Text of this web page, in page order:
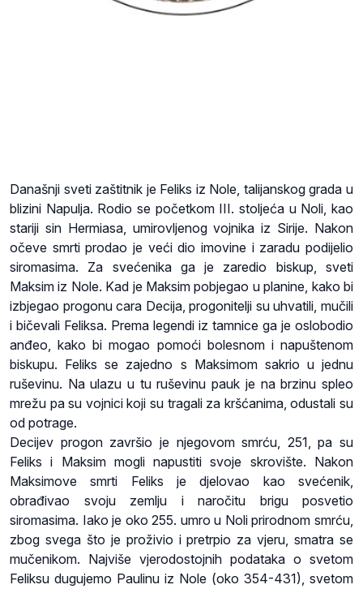
Današnji sveti zaštitnik je Feliks iz Nole, talijanskog grada u
blizini Napulja. Rodio se početkom III. stoljeća u Noli, kao
stariji sin Hermiasa, umirovljenog vojnika iz Sirije. Nakon
očeve smrti prodao je veći dio imovine i zaradu podijelio
siromasima. Za svećenika ga je zaredio biskup, sveti
Maksim iz Nole. Kad je Maksim pobjegao u planine, kako bi
izbjegao progonu cara Decija, progonitelji su uhvatili, mučili
i bičevali Feliksa. Prema legendi iz tamnice ga je oslobodio
anđeo, kako bi mogao pomoći bolesnom i napuštenom
biskupu. Feliks se zajedno s Maksimom sakrio u jednu
ruševinu. Na ulazu u tu ruševinu pauk je na brzinu spleo
mrežu pa su vojnici koji su tragali za kršćanima, odustali su
od potrage.
Decijev progon završio je njegovom smrću, 251, pa su
Feliks i Maksim mogli napustiti svoje skrovište. Nakon
Maksimove smrti Feliks je djelovao kao svećenik,
obrađivao svoju zemlju i naročitu brigu posvetio
siromasima. Iako je oko 255. umro u Noli prirodnom smrću,
zbog svega što je proživio i pretrpio za vjeru, smatra se
mučenikom. Najviše vjerodostojnih podataka o svetom
Feliksu dugujemo Paulinu iz Nole (oko 354-431), svetom